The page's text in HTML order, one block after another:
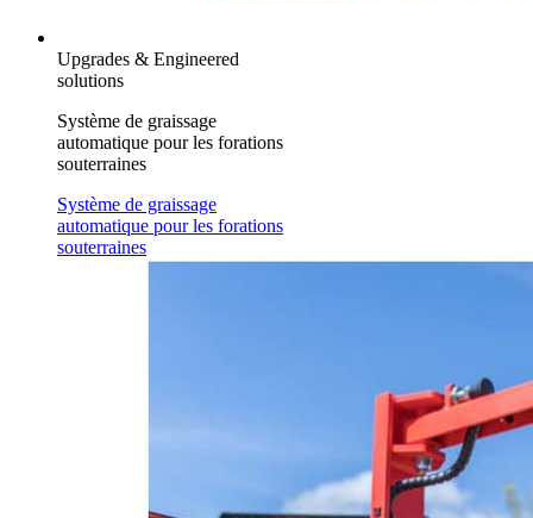
Upgrades & Engineered
solutions
Système de graissage
automatique pour les forations
souterraines
Système de graissage
automatique pour les forations
souterraines